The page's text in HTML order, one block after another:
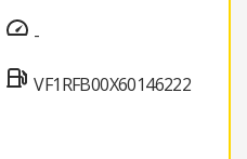
-
VF1RFB00X60146222